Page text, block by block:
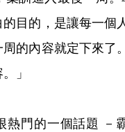
目的，是讓每一個
的內容就定下來了
」
熱門的一個話題 －